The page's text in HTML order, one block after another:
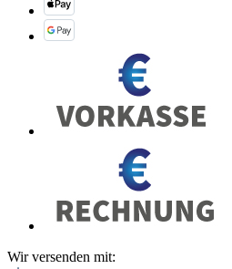
Wir versenden mit: